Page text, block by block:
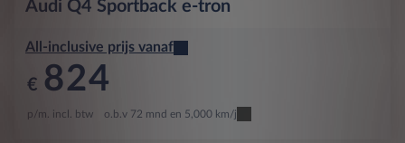
Audi Q4 Sportback e-tron
All-inclusive prijs vanaf
€ 824
p/m. incl. btw o.b.v 72 mnd en 5,000 km/j